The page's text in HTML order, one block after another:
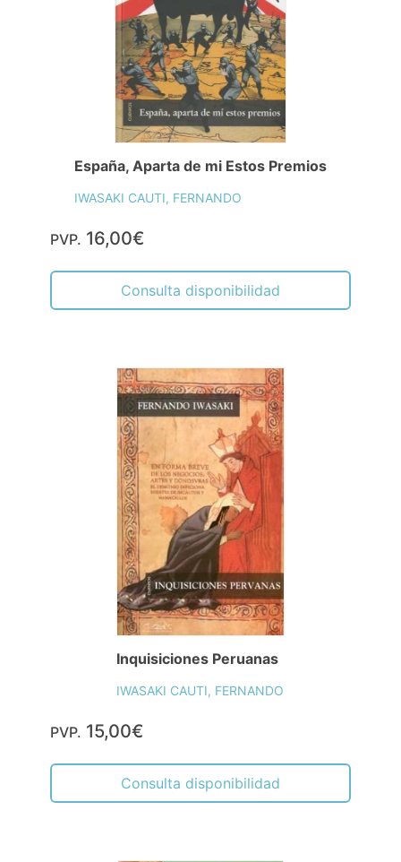
España, Aparta de mi Estos Premios
IWASAKI CAUTI, FERNANDO
PVP. 16,00€
Consulta disponibilidad
Inquisiciones Peruanas
IWASAKI CAUTI, FERNANDO
PVP. 15,00€
Consulta disponibilidad